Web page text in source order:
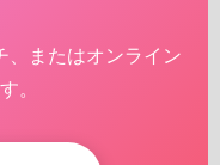
、またはオンライン
。